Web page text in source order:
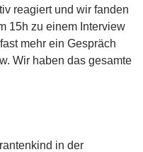
reagiert und wir fanden
15h zu einem Interview
mehr ein Gespräch
Wir haben das gesamte
in der